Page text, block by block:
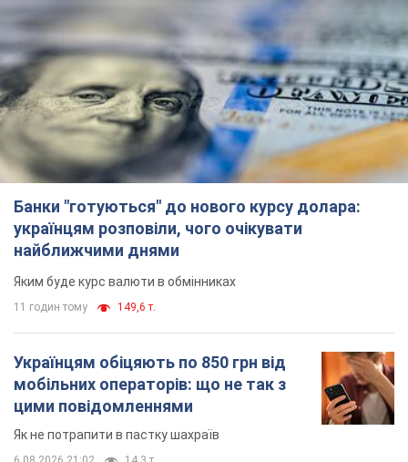
Банки "готуються" до нового курсу долара:
українцям розповіли, чого очікувати
найближчими днями
Яким буде курс валюти в обмінниках
11 годин тому 149,6 т.
Українцям обіцяють по 850 грн від
мобільних операторів: що не так з
цими повідомленнями
Як не потрапити в пастку шахраїв
6.08.2026 21:02 14,3 т.
Найдорожчий футболіст "Динамо"
забив "Карабаху" вже на 10-й хвилині
матчу. Відео
Поєдинок відбувається в Польщі
6.08.2026 20:48 6,1 т.